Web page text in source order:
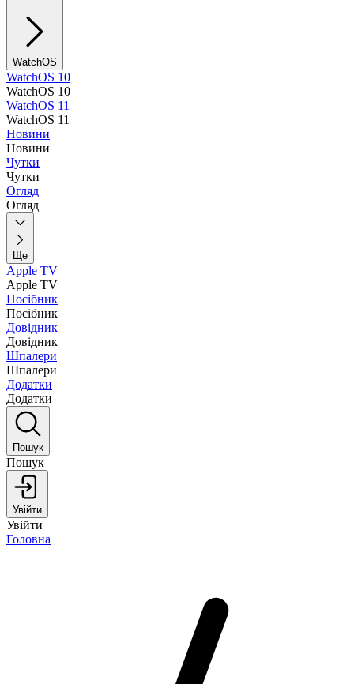
WatchOS
WatchOS 10
WatchOS 10
WatchOS 11
WatchOS 11
Новини
Новини
Чутки
Чутки
Огляд
Огляд
Ще
Apple TV
Apple TV
Посібник
Посібник
Довідник
Довідник
Шпалери
Шпалери
Додатки
Додатки
Пошук
Пошук
Увійти
Увійти
Головна